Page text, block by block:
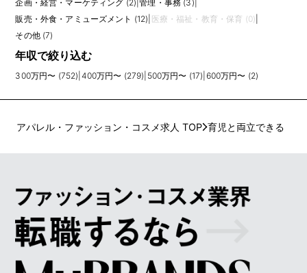
企画・経営・マーケティング (2) |管理・事務 (3)
販売・外食・アミューズメント (12) 医療・福祉・教育・保育 (0)
その他 (7)
年収で絞り込む
300万円〜 (752) 400万円〜 (279) 500万円〜 (17) 600万円〜 (2)
アパレル・ファッション・コスメ求人 TOP 育児と両立できる